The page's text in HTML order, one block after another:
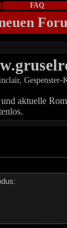
FAQ
aktuelle